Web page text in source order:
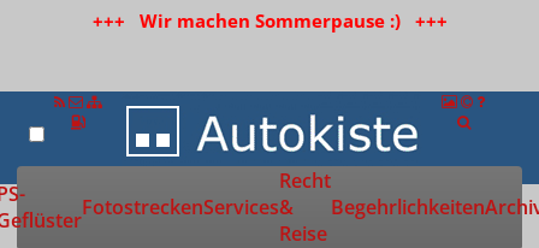
+++ Wir machen Sommerpause :) +++
Zur Startseite
FotostreckenServices
Recht
&
Reise
Begehrlichkeiten